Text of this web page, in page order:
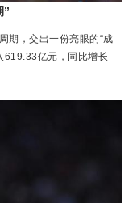
”
期，交出一份亮眼的“成
619.33亿元，同比增长